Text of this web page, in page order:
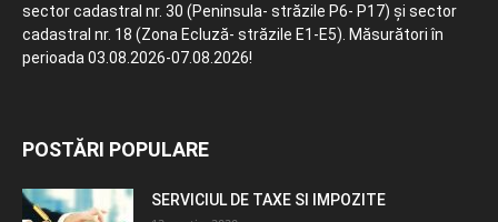
sector cadastral nr. 30 (Peninsula- străzile P6- P17) și sector
cadastral nr. 18 (Zona Ecluză- străzile E1-E5). Măsurători în
perioada 03.08.2026-07.08.2026!
POSTĂRI POPULARE
SERVICIUL DE TAXE SI IMPOZITE